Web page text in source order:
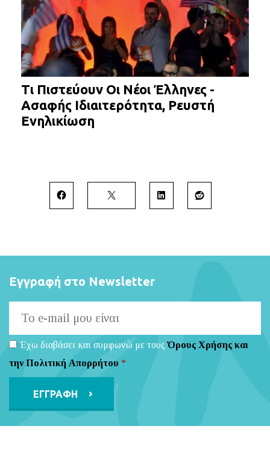
Τι Πιστεύουν Οι Νέοι Έλληνες -
Ασαφής Ιδιαιτερότητα, Ρευστή
Ενηλικίωση
Εγγραφή στο Newsletter
Έχω διαβάσει και συμφωνώ με τουςΌρους Χρήσης και
την Πολιτική Απορρήτου *